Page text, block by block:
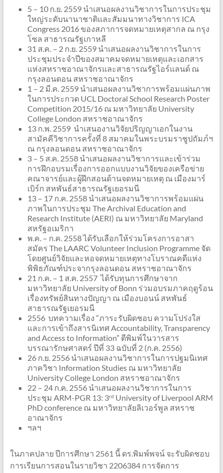
5 – 10 ก.ย. 2559 นำเสนอผลงานวิชาการในการประชุม
ใหญ่ระดับนานาชาติและสัมมนาทางวิชาการ ICA
Congress 2016 ของสภาการจดหมายเหตุสากล ณ กรุง
โซล สาธารณรัฐเกาหลี
31 ส.ค. – 2 ก.ย. 2559 นำเสนอผลงานวิชาการในการ
ประชุมประจำปีของสมาคมจดหมายเหตุและเอกสาร
แห่งสหราชอาณาจักรและสาธารณรัฐไอร์แลนด์ ณ
กรุงลอนดอน สหราชอาณาจักร
1 – 2 มี.ค. 2559 นำเสนอผลงานวิชาการพร้อมแผ่นภาพ
ในการประกวด UCL Doctoral School Research Poster
Competition 2015/16 ณ มหาวิทยาลัย University
College London สหราชอาณาจักร
13 ก.พ. 2559 นำเสนองานวิจัยปริญญาเอกในงาน
สามัคคีวิชาการครั้งที่ 8 สมาคมในพระบรมราชูปถัมภ์ฯ
ณ กรุงลอนดอน สหราชอาณาจักร
3 – 5 ส.ค. 2558 นำเสนอผลงานวิชาการและเข้าร่วม
การฝึกอบรมเรื่องการออกแบบงานวิจัยของเครือข่าย
คณาจารย์และผู้ฝึกสอนด้านจดหมายเหตุ ณ เมืองมาร์
เบิร์ก สหพันธ์สาธารณรัฐเยอรมนี
13 – 17 ก.ค. 2558 นำเสนอผลงานวิชาการพร้อมแผ่น
ภาพในการประชุม The Archival Education and
Research Institute (AERI) ณ มหาวิทยาลัย Maryland
สหรัฐอเมริกา
พ.ค. – ก.ค. 2558 ได้รับเลือกให้ร่วมโครงการอาสา
สมัคร The LAARC Volunteer Inclusion Programme จัด
โดยศูนย์วิจัยและหอจดหมายเหตุทางโบราณคดีแห่ง
พิพิธภัณฑ์ประจากรุงลอนดอน สหราชอาณาจักร
21 ก.ค. – 1 ส.ค. 2557 ได้รับทุนการศึกษาจาก
มหาวิทยาลัย University of Bonn ร่วมอบรมภาคฤดูร้อน
เรื่องทรัพย์สินทางปัญญา ณ เมืองบอนน์ สหพันธ์
สาธารณรัฐเยอรมนี
2556 บทความเรื่อง “ภาระรับผิดชอบ ความโปร่งใส
และการเข้าถึงสารนิเทศ Accountability, Transparency
and Access to Information” ตีพิมพ์ในวารสาร
บรรณารักษศาสตร์ ปีที่ 33 ฉบับที่ 2 (ก.ค. 2556)
26 ก.ย. 2556 นำเสนอผลงานวิชาการในการปฐมนิเทศ
ภาควิชา Information Studies ณ มหาวิทยาลัย
University College London สหราชอาณาจักร
22 – 24 ก.ค. 2556 นำเสนอผลงานวิชาการในการ
ประชุม ARM-PGR 13: 3rd University of Liverpool ARM
PhD conference ณ มหาวิทยาลัยลิเวอร์พูล สหราช
อาณาจักร
ฯลฯ
ในภาคปลาย ปีการศึกษา 2561 นี้ ดร.พิมพ์พจน์ จะรับผิดชอบ
การเรียนการสอนในรายวิชา 2206384 การจัดการ